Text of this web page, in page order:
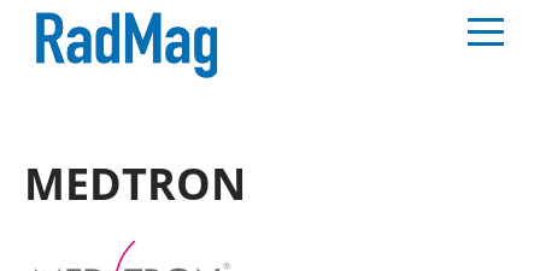
MEDTRON